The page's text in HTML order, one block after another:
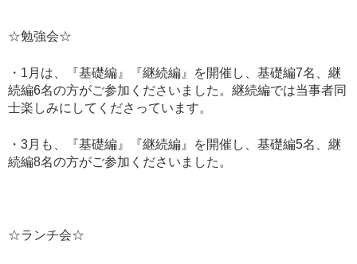
☆勉強会☆
・1月は、『基礎編』『継続編』を開催し、基礎編7名、継
続編6名の方がご参加くださいました。継続編では当事者同
士楽しみにしてくださっています。
・3月も、『基礎編』『継続編』を開催し、基礎編5名、継
続編8名の方がご参加くださいました。
☆ランチ会☆